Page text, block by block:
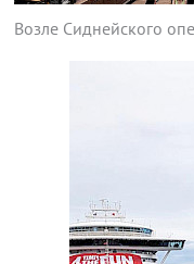
Возле Сиднейского